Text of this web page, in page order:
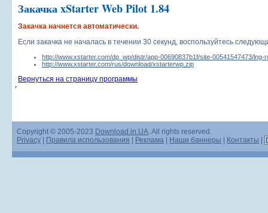
Закачка xStarter Web Pilot 1.84
Закачка начнется автоматически.
Если закачка не началась в течении 30 секунд, воспользуйтесь
http://www.xstarter.com/dp_wp/distr/app-00690837b1f/site-00541547473/
http://www.xstarter.com/rus/download/xstarterwp.zip
Вернуться на страницу программы
Copyright © 2005-2023 Download.in.UA. All rights reserved.
Privacy
Правила использования Реклама Наши баннеры Контакты